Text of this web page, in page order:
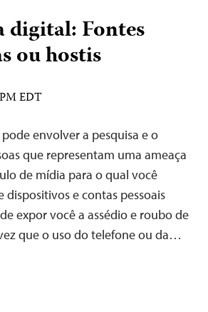
digital: Fontes
ou hostis
EDT
envolver a pesquisa e o
que representam uma ameaça
de mídia para o qual você
dispositivos e contas pessoais
expor você a assédio e roubo de
que o uso do telefone ou da…